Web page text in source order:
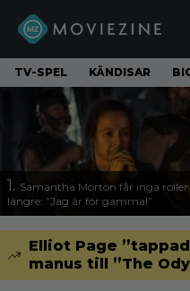
TV-SPEL KÄNDISAR
1. Samantha Morton får inga roller
längre: ”Jag är för gammal”
Elliot Page
manus till ”The